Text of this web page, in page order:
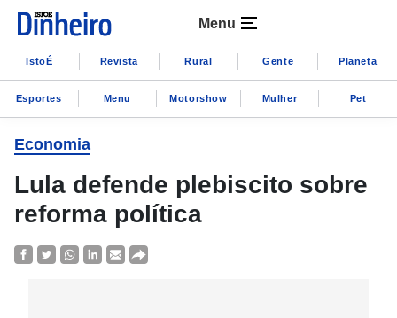
Menu
IstoÉ Revista Rural Gente Planeta
Esportes Menu Motorshow Mulher Pet
Economia
Lula defende plebiscito sobre
reforma política